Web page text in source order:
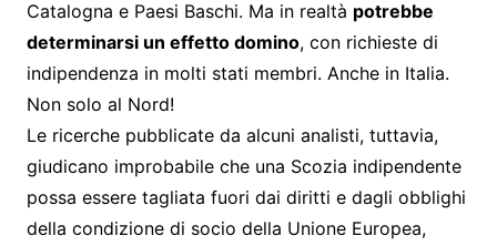
Catalogna e Paesi Baschi. Ma in realtà potrebbe
determinarsi un effetto domino, con richieste di
indipendenza in molti stati membri. Anche in Italia.
Non solo al Nord!
Le ricerche pubblicate da alcuni analisti, tuttavia,
giudicano improbabile che una Scozia indipendente
possa essere tagliata fuori dai diritti e dagli obblighi
della condizione di socio della Unione Europea,